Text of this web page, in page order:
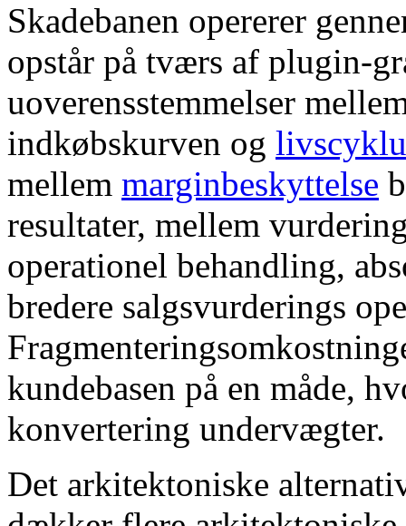
Skadebanen opererer
opstår på tværs af plugin-
uoverensstemmelser
indkøbskurven og
mellem marginbeskyttelse
resultater, mellem
operationel behandling,
bredere salgsvurderings
kundebasen på en måde,
konvertering undervægter.
Det arkitektoniske